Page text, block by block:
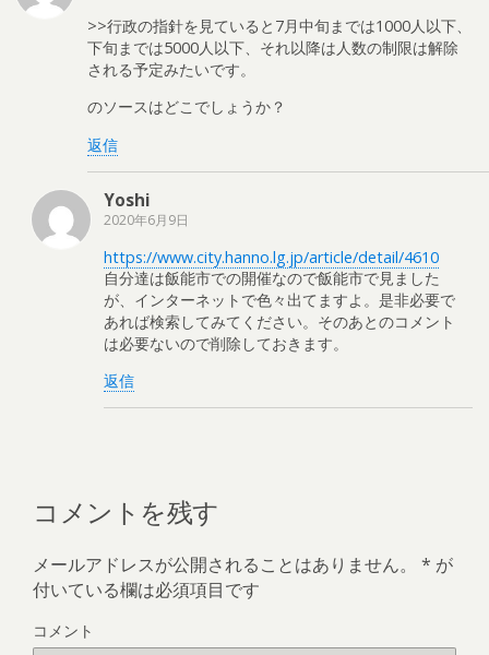
>>行政の指針を見ていると7月中旬までは1000人以下、
下旬までは5000人以下、それ以降は人数の制限は解除
される予定みたいです。
のソースはどこでしょうか？
返信
Yoshi
2020年6月9日
https://www.city.hanno.lg.jp/article/detail/4610
自分達は飯能市での開催なので飯能市で見ました
が、インターネットで色々出てますよ。是非必要で
あれば検索してみてください。そのあとのコメント
は必要ないので削除しておきます。
返信
コメントを残す
メールアドレスが公開されることはありません。 * が
付いている欄は必須項目です
コメント